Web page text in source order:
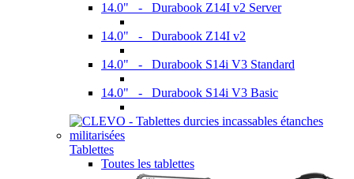
14.0" - Durabook Z14I v2 Server
14.0" - Durabook Z14I v2
14.0" - Durabook S14i V3 Standard
14.0" - Durabook S14i V3 Basic
Tablettes
Toutes les tablettes